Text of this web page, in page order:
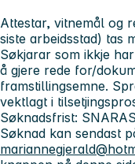
Attestar, vitnemål og
siste arbeidsstad) tas
Søkjarar som ikkje
å gjere rede for/
framstillingsemne.
vektlagt i
Søknadsfrist:
Søknad kan sendast